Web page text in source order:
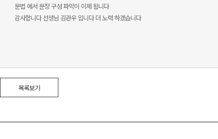
문법 에서 문장 구성 파악이 이제 됩니다
감사합니다 선생님 김관우 입니다 더 노력 하겠습니다
목록보기